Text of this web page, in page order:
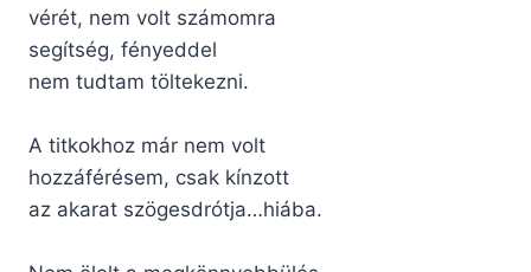
vérét, nem volt számomra
segítség, fényeddel
nem tudtam töltekezni.
A titkokhoz már nem volt
hozzáférésem, csak kínzott
az akarat szögesdrótja…hiába.